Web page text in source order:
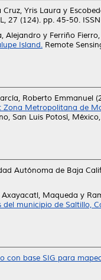
Yris Laura y
27 (124). pp. 45-50.
Alejandro y Ferriño
Island. Remote
Roberto Emmanuel
Zona Metropolitana de
San Luis Potosí,
Autónoma de Baja
Axayacatl, Maqueda y
del municipio de Saltillo,
con base SIG para